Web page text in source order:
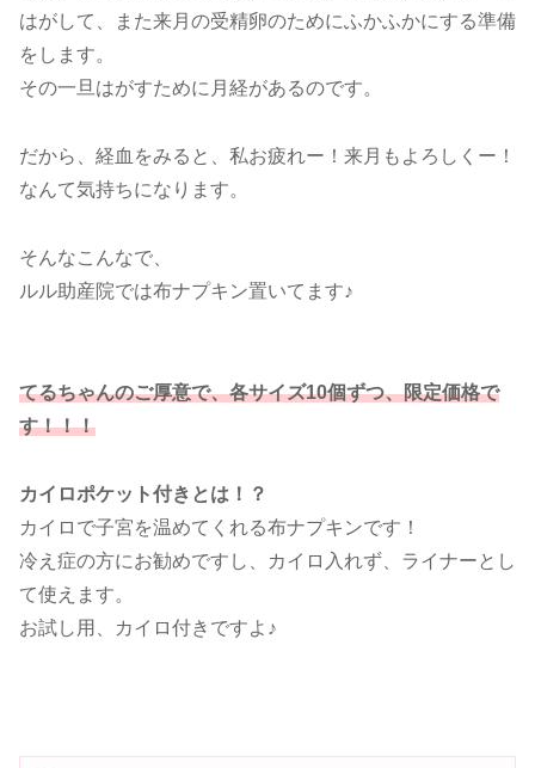
はがして、また来月の受精卵のためにふかふかにする準備
をします。
その一旦はがすために月経があるのです。
だから、経血をみると、私お疲れー！来月もよろしくー！
なんて気持ちになります。
そんなこんなで、
ルル助産院では布ナプキン置いてます♪
てるちゃんのご厚意で、各サイズ10個ずつ、限定価格で
す！！！
カイロポケット付きとは！？
カイロで子宮を温めてくれる布ナプキンです！
冷え症の方にお勧めですし、カイロ入れず、ライナーとし
て使えます。
お試し用、カイロ付きですよ♪